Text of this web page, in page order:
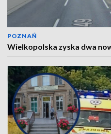
POZNAŃ
Wielkopolska zyska dwa